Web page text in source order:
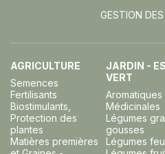
GESTION
AGRICULTURE
Semences
Fertilisants
Biostimulants,
Protection des
plantes
Matières premières
JARDIN -
VERT
Aromatiques
Médicinales
Légumes
gousses
Légumes